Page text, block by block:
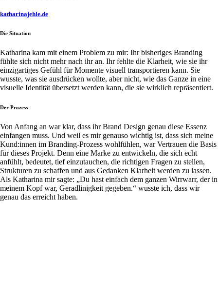
katharinajehle.de
Die Situation
Katharina kam mit einem Problem zu mir: Ihr bisheriges Branding
fühlte sich nicht mehr nach ihr an. Ihr fehlte die Klarheit, wie sie ihr
einzigartiges Gefühl für Momente visuell transportieren kann. Sie
wusste, was sie ausdrücken wollte, aber nicht, wie das Ganze in eine
visuelle Identität übersetzt werden kann, die sie wirklich repräsentiert.
Der Prozess
Von Anfang an war klar, dass ihr Brand Design genau diese Essenz
einfangen muss. Und weil es mir genauso wichtig ist, dass sich meine
Kund:innen im Branding-Prozess wohlfühlen, war Vertrauen die Basis
für dieses Projekt. Denn eine Marke zu entwickeln, die sich echt
anfühlt, bedeutet, tief einzutauchen, die richtigen Fragen zu stellen,
Strukturen zu schaffen und aus Gedanken Klarheit werden zu lassen.
Als Katharina mir sagte: „Du hast einfach dem ganzen Wirrwarr, der in
meinem Kopf war, Geradlinigkeit gegeben.“ wusste ich, dass wir
genau das erreicht haben.